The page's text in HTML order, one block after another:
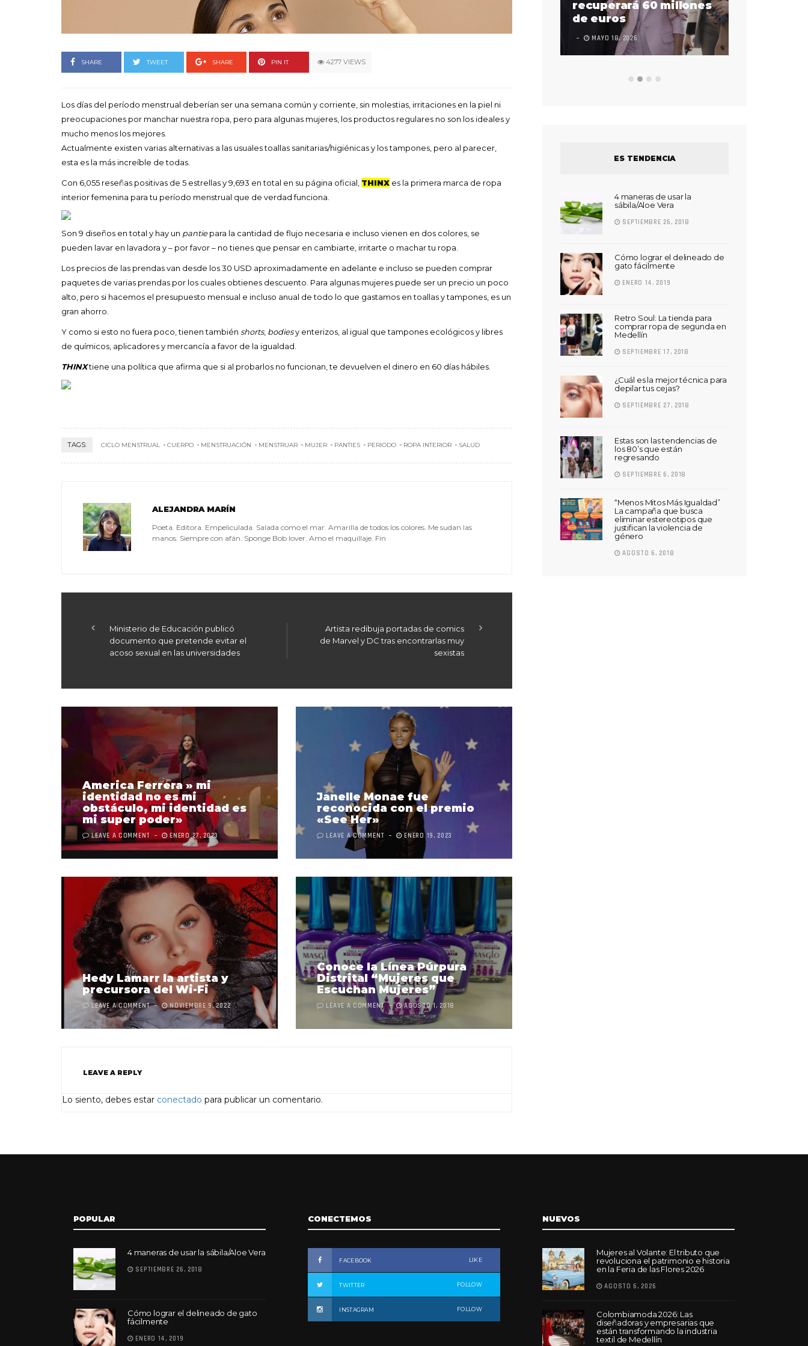
SHARE TWEET SHARE PIN IT 4277 VIEWS
Los días del período menstrual deberían ser una semana común y corriente, sin molestias, irritaciones en la piel ni
preocupaciones por manchar nuestra ropa, pero para algunas mujeres, los productos regulares no son los ideales y
mucho menos los mejores.
Actualmente existen varias alternativas a las usuales toallas sanitarias/higiénicas y los tampones, pero al parecer,
esta es la más increíble de todas.
Con 6,055 reseñas positivas de 5 estrellas y 9,693 en total en su página oficial, THINX es la primera marca de ropa
interior femenina para tu período menstrual que de verdad funciona.
Son 9 diseños en total y hay un pantiepara la cantidad de flujo necesaria e incluso vienen en dos colores, se
pueden lavar en lavadora y – por favor – no tienes que pensar en cambiarte, irritarte o machar tu ropa.
Los precios de las prendas van desde los 30 USD aproximadamente en adelante e incluso se pueden comprar
paquetes de varias prendas por los cuales obtienes descuento. Para algunas mujeres puede ser un precio un poco
alto, pero si hacemos el presupuesto mensual e incluso anual de todo lo que gastamos en toallas y tampones, es un
gran ahorro.
Y como si esto no fuera poco, tienen también shorts, bodiesy enterizos, al igual que tampones ecológicos y libres
de químicos, aplicadores y mercancía a favor de la igualdad.
THINXtiene una política que afirma que si al probarlos no funcionan, te devuelven el dinero en 60 días hábiles.
TAGS: CICLO MENSTRUAL CUERPO MENSTRUACIÓN MENSTRUAR MUJER PANTIES PERIODO ROPA INTERIOR SALUD
ALEJANDRA MARÍN
Poeta. Editora. Empeliculada. Salada como el mar. Amarilla de todos los colores. Me sudan las
manos. Siempre con afán. Sponge Bob lover. Amo el maquillaje. Fin
Ministerio de Educación publicó
documento que pretende evitar el
acoso sexual en las universidades
Artista redibuja portadas de comics
de Marvel y DC tras encontrarlas muy
sexistas
America Ferrera » mi
identidad no es mi
obstáculo, mi identidad es
mi super poder»
LEAVE A COMMENT ENERO 27, 2023
Janelle Monae fue
reconocida con el premio
«See Her»
LEAVE A COMMENT ENERO 19, 2023
Hedy Lamarr la artista y
precursora del Wi-Fi
LEAVE A COMMENT NOVIEMBRE 9, 2022
Conoce la Línea Púrpura
Distrital “Mujeres que
Escuchan Mujeres”
LEAVE A COMMENT AGOSTO 1, 2018
LEAVE A REPLY
Lo siento, debes estar conectado para publicar un comentario.
Goyo un himno por la
vida de las mujeres
recuperará 60 millones
de euros
MAYO 18, 2026
ES TENDENCIA
4 maneras de usar la
sábila/Aloe Vera
SEPTIEMBRE 26, 2018
Cómo lograr el delineado de
gato fácilmente
ENERO 14, 2019
Retro Soul: La tienda para
comprar ropa de segunda en
Medellín
SEPTIEMBRE 17, 2018
¿Cuál es la mejor técnica para
depilar tus cejas?
SEPTIEMBRE 27, 2018
Estas son las tendencias de
los 80’s que están
regresando
SEPTIEMBRE 6, 2018
“Menos Mitos Más Igualdad”
La campaña que busca
eliminar estereotipos que
justifican la violencia de
género
AGOSTO 6, 2018
POPULAR
4 maneras de usar la sábila/Aloe Vera
SEPTIEMBRE 26, 2018
Cómo lograr el delineado de gato
fácilmente
ENERO 14, 2019
CONECTEMOS
FACEBOOK LIKE
TWITTER FOLLOW
INSTAGRAM FOLLOW
NUEVOS
Mujeres al Volante: El tributo que
revoluciona el patrimonio e historia
en la Feria de las Flores 2026
AGOSTO 6, 2026
Colombiamoda 2026: Las
diseñadoras y empresarias que
están transformando la industria
textil de Medellín